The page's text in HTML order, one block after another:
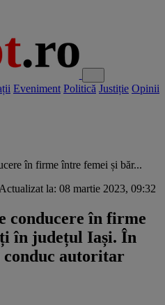
Eveniment Politică Justiție Opinii
în firme între femei și băr...
Actualizat la: 08 martie 2023, 09:32
conducere în firme
în județul Iași. În
autoritar